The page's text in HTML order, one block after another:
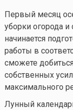
Первый месяц
уборки огорода и
начинается
работы в
сможете
собственных
максимального
Лунный